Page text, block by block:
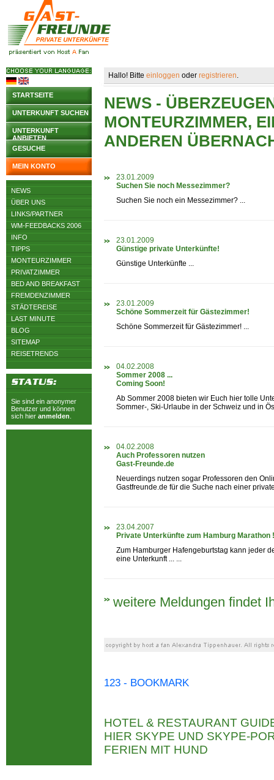
STARTSEITE
UNTERKUNFT SUCHEN
UNTERKUNFT
ANBIETEN
GESUCHE
MEIN KONTO
NEWS
ÜBER UNS
LINKS/PARTNER
WM-FEEDBACKS 2006
INFO
TIPPS
MONTEURZIMMER
PRIVATZIMMER
BED AND BREAKFAST
FREMDENZIMMER
STÄDTEREISE
LAST MINUTE
BLOG
SITEMAP
REISETRENDS
Sie sind ein anonymer
Benutzer und können
sich hier anmelden
Hallo! Bitte einloggen oder registrieren.
NEWS -
MONTEURZIMMER,
ANDEREN
23.01.2009
Suchen Sie noch Messezimmer?
Suchen Sie noch ein Messezimmer? ...
23.01.2009
Günstige private Unterkünfte!
Günstige Unterkünfte ...
23.01.2009
Schöne Sommerzeit für Gästezimmer!
Schöne Sommerzeit für Gästezimmer! ...
04.02.2008
Sommer 2008 ...
Coming Soon!
Ab Sommer 2008 bieten wir Euch hier tolle
Sommer-, Ski-Urlaube in der Schweiz und in
04.02.2008
Auch Professoren nutzen
Gast-Freunde.de
Neuerdings nutzen sogar Professoren den
Gastfreunde.de für die Suche nach einer
23.04.2007
Private Unterkünfte zum Hamburg Marathon
Zum Hamburger Hafengeburtstag kann jeder
eine Unterkunft ... ...
weitere Meldungen findet
123 - BOOKMARK
HOTEL & RESTAURANT
HIER SKYPE UND SKYPE-
FERIEN MIT HUND